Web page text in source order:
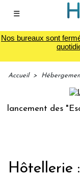
☰
Nos bureaux sont
Accueil >
des
Hôtellerie